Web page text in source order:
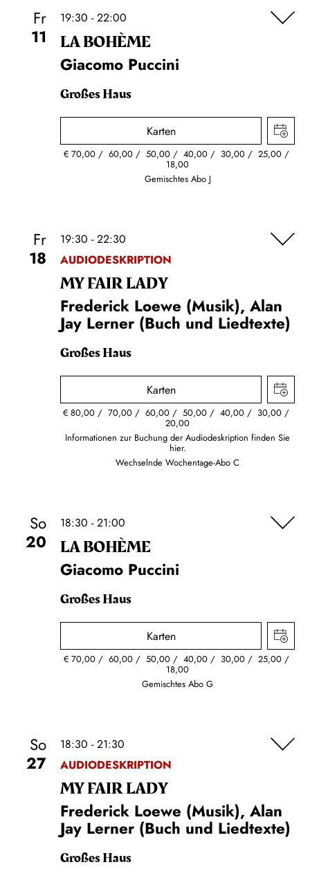
Fr
11
19:30 - 22:00
LA BOHÈME
Giacomo Puccini
Großes Haus
Karten
€ 70,00 60,00 50,00 40,00 30,00 25,00
18,00
Gemischtes Abo J
Fr
18
19:30 - 22:30
AUDIODESKRIPTION
MY FAIR LADY
Frederick Loewe (Musik), Alan
Jay Lerner (Buch und Liedtexte)
Großes Haus
Karten
€80,00 70,00 60,00 50,00 40,00 30,00
20,00
Informationen zur Buchung der Audiodeskription finden Sie
hier.
Wechselnde Wochentage-Abo C
So
20
18:30 - 21:00
LA BOHÈME
Giacomo Puccini
Großes Haus
Karten
€ 70,00 60,00 50,00 40,00 30,00 25,00
18,00
Gemischtes Abo G
So
27
18:30 - 21:30
AUDIODESKRIPTION
MY FAIR LADY
Frederick Loewe (Musik), Alan
Jay Lerner (Buch und Liedtexte)
Großes Haus